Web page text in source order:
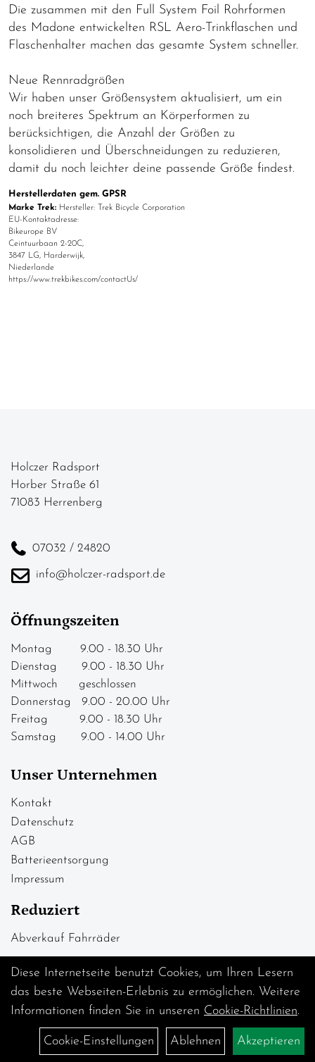
Die zusammen mit den Full System Foil Rohrformen
des Madone entwickelten RSL Aero-Trinkflaschen und
Flaschenhalter machen das gesamte System schneller.
Neue Rennradgrößen
Wir haben unser Größensystem aktualisiert, um ein
noch breiteres Spektrum an Körperformen zu
berücksichtigen, die Anzahl der Größen zu
konsolidieren und Überschneidungen zu reduzieren,
damit du noch leichter deine passende Größe findest.
Herstellerdaten gem. GPSR
Marke Trek: Hersteller: Trek Bicycle Corporation
EU-Kontaktadresse:
Bikeurope BV
Ceintuurbaan 2-20C,
3847 LG, Harderwijk,
Niederlande
https://www.trekbikes.com/contactUs/
Holczer Radsport
Horber Straße 61
71083 Herrenberg
07032 / 24820
info@holczer-radsport.de
Öffnungszeiten
Montag 9.00 - 18.30 Uhr
Dienstag 9.00 - 18.30 Uhr
Mittwoch geschlossen
Donnerstag 9.00 - 20.00 Uhr
Freitag 9.00 - 18.30 Uhr
Samstag 9.00 - 14.00 Uhr
Unser Unternehmen
Kontakt
Datenschutz
AGB
Batterieentsorgung
Impressum
Reduziert
Abverkauf Fahrräder
Diese Internetseite benutzt Cookies, um Ihren Lesern
das beste Webseiten-Erlebnis zu ermöglichen. Weitere
Informationen finden Sie in unseren Cookie-Richtlinien.
Cookie-Einstellungen Ablehnen Akzeptieren